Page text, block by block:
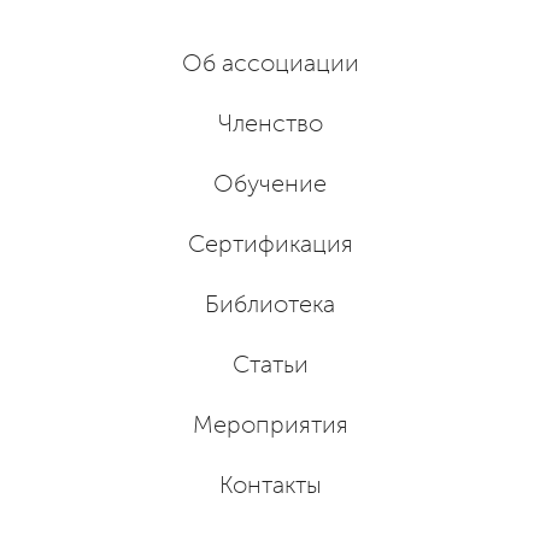
Об ассоциации
Членство
Обучение
Сертификация
Библиотека
Статьи
Мероприятия
Контакты